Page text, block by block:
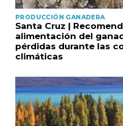
PRODUCCIÓN GANADERA
Santa Cruz |
alimentación del
pérdidas durante las
climáticas